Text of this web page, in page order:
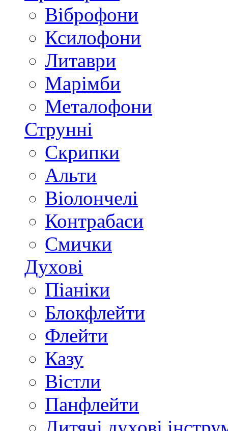
Віброфони
Ксилофони
Литаври
Марімби
Металофони
Струнні
Скрипки
Альти
Віолончелі
Контрабаси
Смички
Духові
Піаніки
Блокфлейти
Флейти
Казу
Вістли
Панфлейти